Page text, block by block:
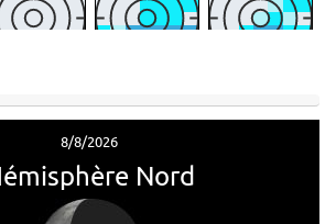
8/8/2026
Nord